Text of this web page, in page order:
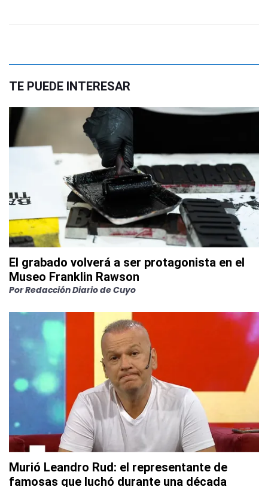
TE PUEDE INTERESAR
El grabado volverá a ser protagonista en el
Museo Franklin Rawson
PorRedacción Diario de Cuyo
Murió Leandro Rud: el representante de
famosas que luchó durante una década